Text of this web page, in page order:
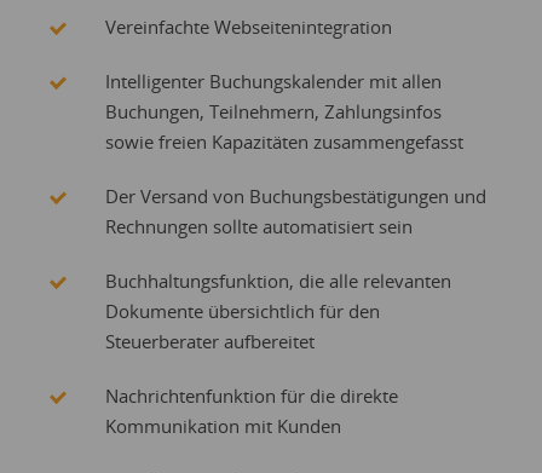
Vereinfachte Webseitenintegration
Intelligenter Buchungskalender mit allen
Buchungen, Teilnehmern, Zahlungsinfos
sowie freien Kapazitäten zusammengefasst
Der Versand von Buchungsbestätigungen und
Rechnungen sollte automatisiert sein
Buchhaltungsfunktion, die alle relevanten
Dokumente übersichtlich für den
Steuerberater aufbereitet
Nachrichtenfunktion für die direkte
Kommunikation mit Kunden